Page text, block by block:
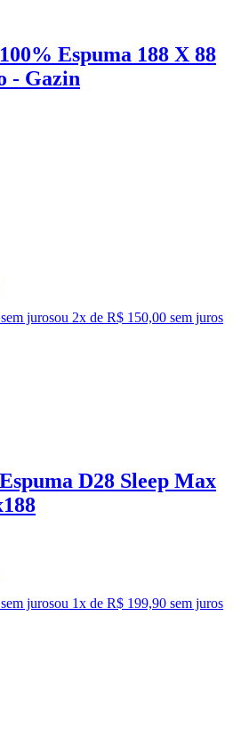
Espuma 188 X 88
- Gazin
jurosou 2x de R$ 150,00 sem juros
D28 Sleep Max
jurosou 1x de R$ 199,90 sem juros